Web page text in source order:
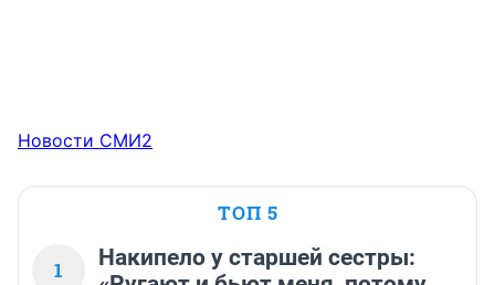
Новости СМИ2
ТОП 5
1
Накипело у старшей сестры: